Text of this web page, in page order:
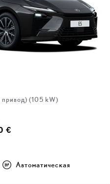
(105 kW)
€
Автоматическая